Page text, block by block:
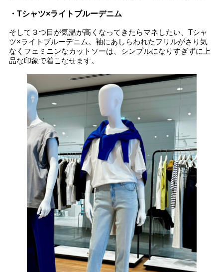
・Tシャツ×ライトブルーデニム
そして３つ目が気温が高くなってきたらマネしたい、Tシャ
ツ×ライトブルーデニム。袖にあしらわれたフリルがさり気
なくフェミニンなカットソーは、シンプルになりすぎずに上
品な印象で着こなせます。